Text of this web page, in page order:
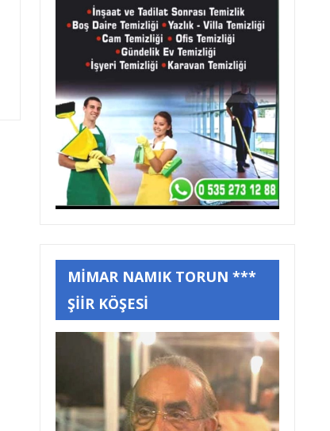
MİMAR NAMIK TORUN ***
ŞİİR KÖŞESİ